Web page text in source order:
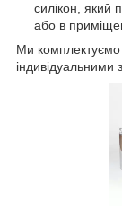
силікон, який
або в
Ми комплектуємо